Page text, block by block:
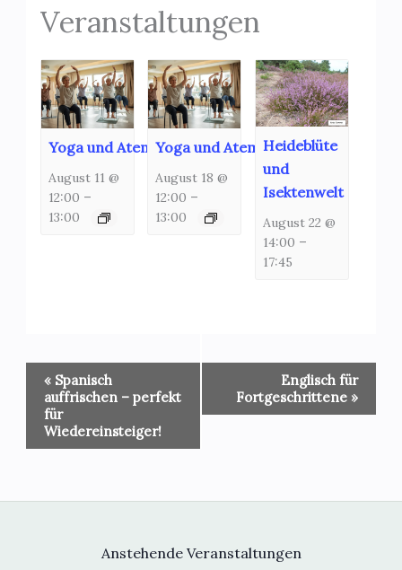
Veranstaltungen
Yoga und Atemschulung
August 11 @
12:00 –
13:00
Yoga und Atemschulung
August 18 @
12:00 –
13:00
Heideblüte
und
Isektenwelt
August 22 @
14:00 –
17:45
Veranstaltung-
Navigation
«Spanisch
auffrischen – perfekt
für
Wiedereinsteiger!
Englisch für
Fortgeschrittene »
Anstehende Veranstaltungen